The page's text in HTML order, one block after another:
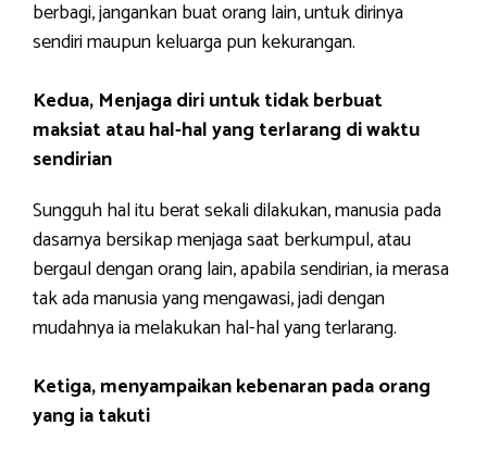
berbagi, jangankan buat orang lain, untuk dirinya
sendiri maupun keluarga pun kekurangan.
Kedua, Menjaga diri untuk tidak berbuat
maksiat atau hal-hal yang terlarang di waktu
sendirian
Sungguh hal itu berat sekali dilakukan, manusia pada
dasarnya bersikap menjaga saat berkumpul, atau
bergaul dengan orang lain, apabila sendirian, ia merasa
tak ada manusia yang mengawasi, jadi dengan
mudahnya ia melakukan hal-hal yang terlarang.
Ketiga, menyampaikan kebenaran pada orang
yang ia takuti